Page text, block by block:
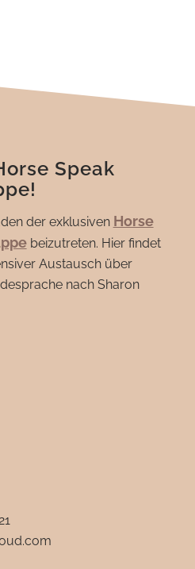
Speak
der exklusiven Horse
beizutreten. Hier findet
Austausch über
nach Sharon